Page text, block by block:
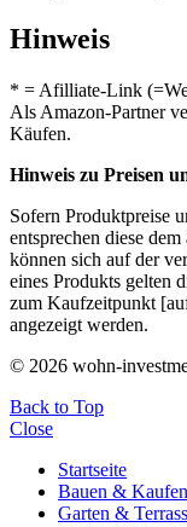
Hinweis
* = Afilliate-Link
Als Amazon-Partner
Käufen.
Hinweis zu Preisen
Sofern Produktpreise
entsprechen diese
können sich auf der
eines Produkts gelten
zum Kaufzeitpunkt
angezeigt werden.
© 2026 wohn-
Back to Top
Close
Startseite
Bauen & Kaufen
Garten &